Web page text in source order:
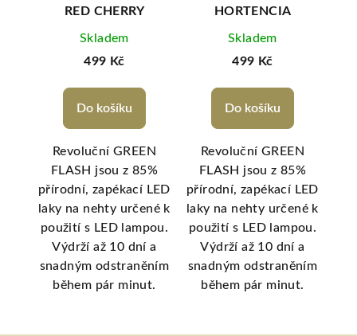
RED CHERRY
Skladem
499 Kč
Do košíku
Revoluční GREEN
FLASH jsou z 85%
přírodní, zapékací LED
laky na nehty určené k
použití s LED lampou.
Výdrží až 10 dní a
snadným odstraněním
během pár minut.
HORTENCIA
Skladem
499 Kč
Do košíku
Revoluční GREEN
FLASH jsou z 85%
přírodní, zapékací LED
laky na nehty určené k
použití s LED lampou.
Výdrží až 10 dní a
snadným odstraněním
během pár minut.